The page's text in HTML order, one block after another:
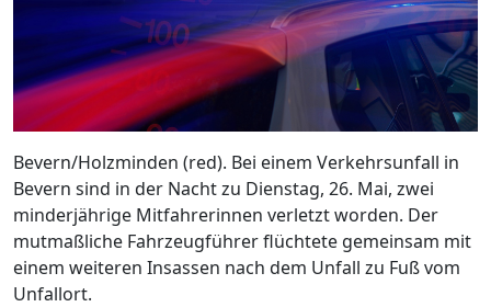
Bevern/Holzminden (red). Bei einem Verkehrsunfall in
Bevern sind in der Nacht zu Dienstag, 26. Mai, zwei
minderjährige Mitfahrerinnen verletzt worden. Der
mutmaßliche Fahrzeugführer flüchtete gemeinsam mit
einem weiteren Insassen nach dem Unfall zu Fuß vom
Unfallort.